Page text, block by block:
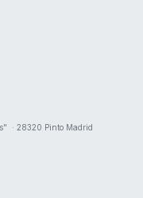
· 28320 Pinto Madrid